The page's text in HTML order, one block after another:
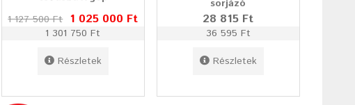
1 127 500 Ft 1 025 000 Ft
1 301 750 Ft
Részletek
sorjázó
28 815 Ft
36 595 Ft
Részletek